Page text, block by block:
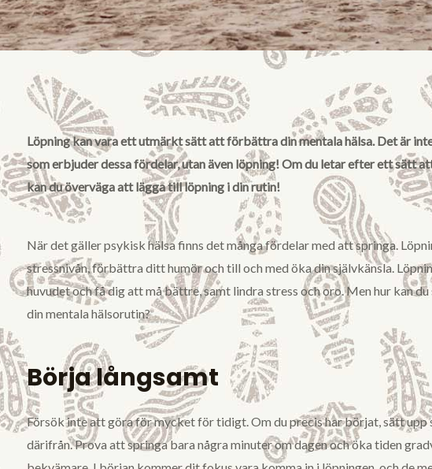
Löpning kan vara ett utmärkt sätt att förbättra din mentala hälsa. Det är
som erbjuder dessa fördelar, utan även löpning! Om du letar efter ett sätt
kan du överväga att lägga till löpning i din rutin!
När det gäller psykisk hälsa finns det många fördelar med att springa.
stressnivån, förbättra ditt humör och till och med öka din självkänsla.
huvudet och få dig att må bättre, samt lindra stress och oro. Men hur kan
din mentala hälsorutin?
Börja långsamt
Försök inte att göra för mycket för tidigt. Om du precis har börjat, sätt upp
därifrån. Prova att springa bara några minuter om dagen och öka tiden